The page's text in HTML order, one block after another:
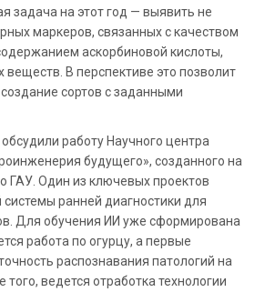
задача на этот год — выявить не
маркеров, связанных с качеством
аскорбиновой кислоты,
веществ. В перспективе это позволит
сортов с заданными
работу Научного центра
будущего», созданного на
ГАУ. Один из ключевых проектов
системы ранней диагностики для
Для обучения ИИ уже сформирована
работа по огурцу, а первые
распознавания патологий на
того, ведется отработка технологии